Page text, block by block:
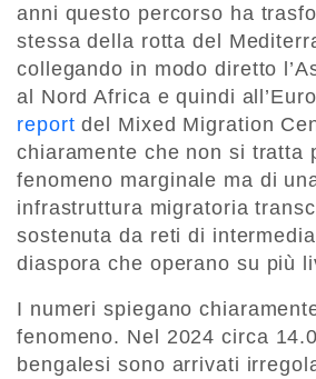
anni questo percorso ha
stessa della rotta del
collegando in modo diretto
al Nord Africa e quindi
report del Mixed Migration
chiaramente che non si tratta
fenomeno marginale ma di
infrastruttura migratoria
sostenuta da reti di
diaspora che operano su più
I numeri spiegano
fenomeno. Nel 2024 circa
bengalesi sono arrivati